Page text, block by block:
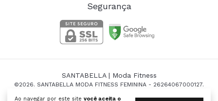
Ao navegar por este site você aceita o
Segurança
SANTABELLA | Moda Fitness
©2026. SANTABELLA MODA FITNESS FEMININA - 26264067000127.